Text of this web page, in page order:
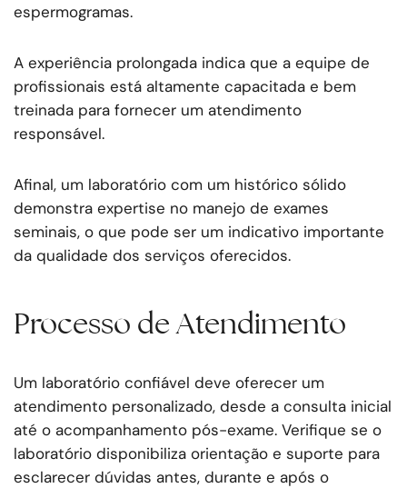
espermogramas.
A experiência prolongada indica que a equipe de
profissionais está altamente capacitada e bem
treinada para fornecer um atendimento
responsável.
Afinal, um laboratório com um histórico sólido
demonstra expertise no manejo de exames
seminais, o que pode ser um indicativo importante
da qualidade dos serviços oferecidos.
Processo de Atendimento
Um laboratório confiável deve oferecer um
atendimento personalizado, desde a consulta inicial
até o acompanhamento pós-exame. Verifique se o
laboratório disponibiliza orientação e suporte para
esclarecer dúvidas antes, durante e após o